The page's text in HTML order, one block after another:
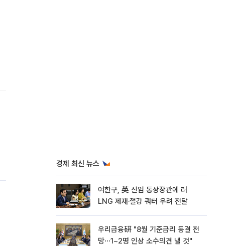
경제 최신 뉴스
여한구, 英 신임 통상장관에 러
LNG 제재·철강 쿼터 우려 전달
우리금융硏 "8월 기준금리 동결 전
망⋯1~2명 인상 소수의견 낼 것"